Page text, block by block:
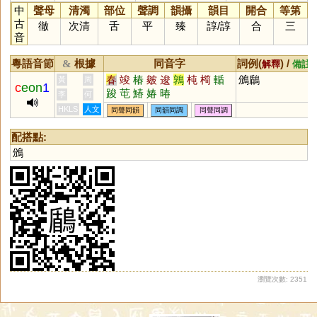
中
古
音
聲母 清濁 部位 聲調 韻攝 韻目 開合
等第
徹
次清 舌 平 臻 諄/諄 合 三
粵語音節 & 根據 同音字 詞例(解釋) / 備註
ceon1
黃 周 春 竣 椿 皴 逡 鶉 杶 橁 輴
踆 芚 鰆 媋 暙
鳻鶞
李
何
HKLS
人文 同聲同韻 同韻同調 同聲同調
配搭點:
鳻
瀏覽次數: 2351